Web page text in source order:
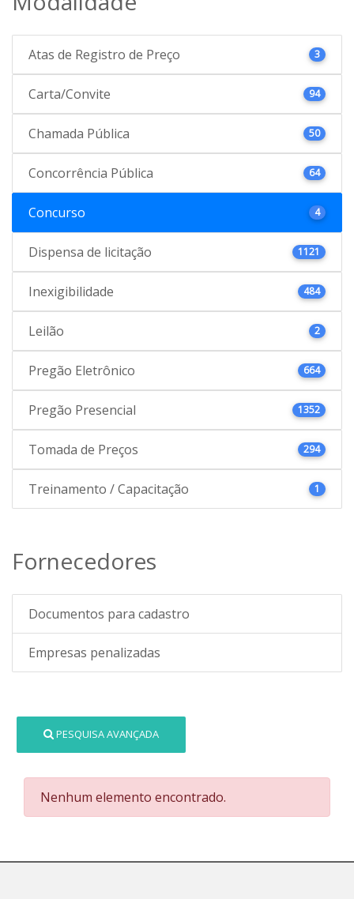
Atas de Registro de Preço 3
Carta/Convite 94
Chamada Pública 50
Concorrência Pública 64
Concurso 4
Dispensa de licitação 1121
Inexigibilidade 484
Leilão 2
Pregão Eletrônico 664
Pregão Presencial 1352
Tomada de Preços 294
Treinamento / Capacitação 1
Fornecedores
Documentos para cadastro
Empresas penalizadas
PESQUISA AVANÇADA
Nenhum elemento encontrado.